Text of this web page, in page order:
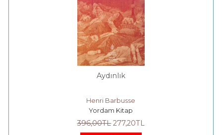
Aydınlık
Henri Barbusse
Yordam Kitap
396,00TL 277,20TL